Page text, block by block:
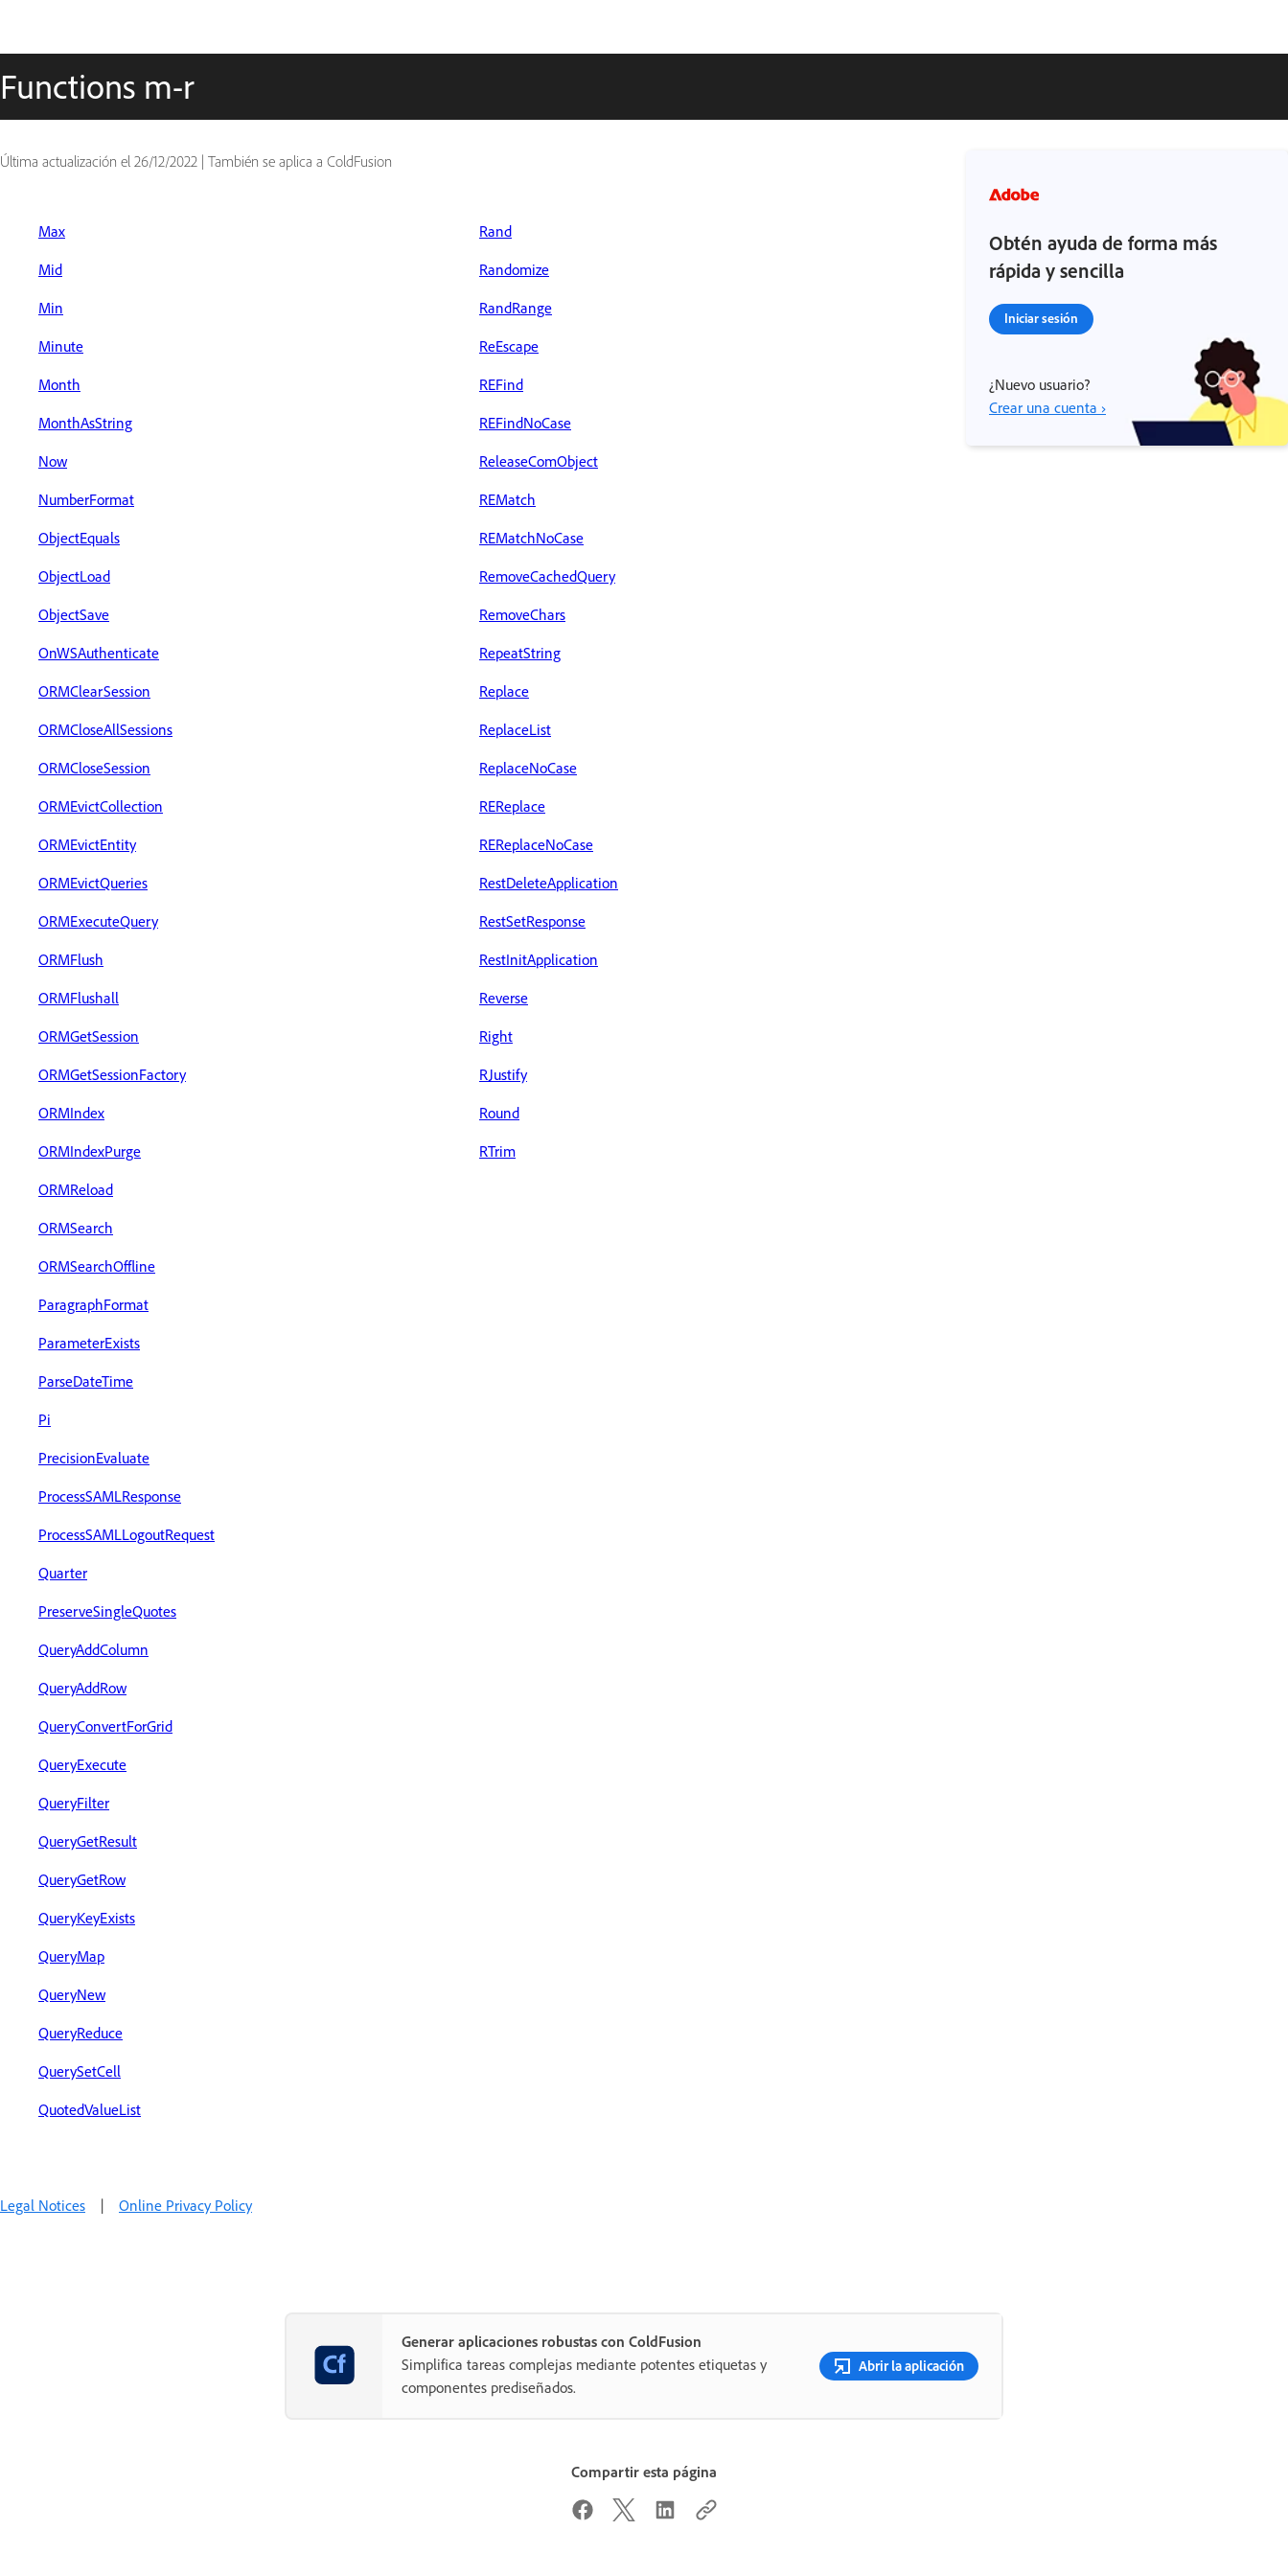
Functions m-r
Última actualización el 26/12/2022 | También se aplica a ColdFusion
Max
Mid
Min
Minute
Month
MonthAsString
Now
NumberFormat
ObjectEquals
ObjectLoad
ObjectSave
OnWSAuthenticate
ORMClearSession
ORMCloseAllSessions
ORMCloseSession
ORMEvictCollection
ORMEvictEntity
ORMEvictQueries
ORMExecuteQuery
ORMFlush
ORMFlushall
ORMGetSession
ORMGetSessionFactory
ORMIndex
ORMIndexPurge
ORMReload
ORMSearch
ORMSearchOffline
ParagraphFormat
ParameterExists
ParseDateTime
Pi
PrecisionEvaluate
ProcessSAMLResponse
ProcessSAMLLogoutRequest
Quarter
PreserveSingleQuotes
QueryAddColumn
QueryAddRow
QueryConvertForGrid
QueryExecute
QueryFilter
QueryGetResult
QueryGetRow
QueryKeyExists
QueryMap
QueryNew
QueryReduce
QuerySetCell
QuotedValueList
Rand
Randomize
RandRange
ReEscape
REFind
REFindNoCase
ReleaseComObject
REMatch
REMatchNoCase
RemoveCachedQuery
RemoveChars
RepeatString
Replace
ReplaceList
ReplaceNoCase
REReplace
REReplaceNoCase
RestDeleteApplication
RestSetResponse
RestInitApplication
Reverse
Right
RJustify
Round
RTrim
Obtén ayuda de forma más
rápida y sencilla
Iniciar sesión
¿Nuevo usuario?
Crear una cuenta ›
Legal Notices | Online Privacy Policy
Generar aplicaciones robustas con ColdFusion
Simplifica tareas complejas mediante potentes etiquetas y
componentes prediseñados.
Abrir la aplicación
Compartir esta página